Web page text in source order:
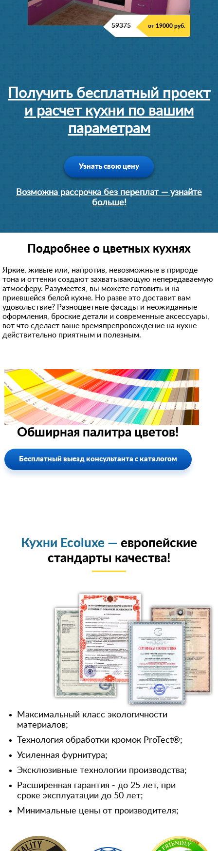
59375 от 19000 руб.
Получить бесплатный проект
и расчет кухни по вашим
параметрам
Узнать свою цену
Возможна рассрочка без переплат — узнайте
больше!
Подробнее о цветных кухнях
Яркие, живые или, напротив, невозможные в природе
тона и оттенки создают захватывающую непередаваемую
атмосферу. Разумеется, вы можете готовить и на
приевшейся белой кухне. Но разве это доставит вам
удовольствие? Разноцветные фасады и неожиданные
оформления, броские детали и современные аксессуары,
вот что сделает ваше времяпрепровождение на кухне
действительно приятным и полезным.
Обширная палитра цветов!
Бесплатный выезд консультанта с каталогом
Кухни Ecoluxe — европейские
стандарты качества!
Максимальный класс экологичности
материалов;
Технология обработки кромок ProTect®;
Усиленная фурнитура;
Эксклюзивные технологии производства;
Расширенная гарантия - до 25 лет, при
сроке эксплуатации до 50 лет;
Минимальные цены от производителя;